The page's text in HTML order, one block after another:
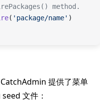
method.
( 'package/name' )
提供了菜单
文件：